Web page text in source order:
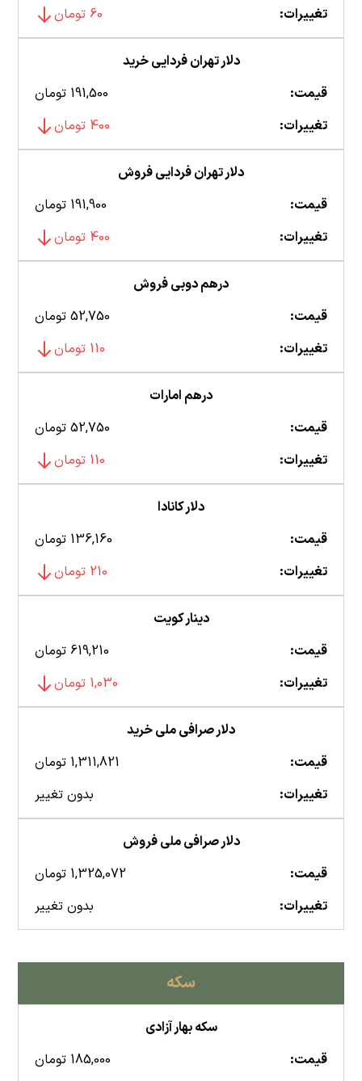
تغییرات: 60 تومان
دلار تهران فردایی خرید
قیمت:
191,500 تومان
تغییرات:
400 تومان
دلار تهران فردایی فروش
قیمت:
191,900 تومان
تغییرات:
400 تومان
درهم دوبی فروش
قیمت:
52,750 تومان
تغییرات:
110 تومان
درهم امارات
قیمت:
52,750 تومان
تغییرات:
110 تومان
دلار کانادا
قیمت:
136,160 تومان
تغییرات:
210 تومان
دینار کویت
قیمت:
619,210 تومان
تغییرات:
1,030 تومان
دلار صرافی ملی خرید
قیمت:
1,311,821 تومان
تغییرات:
بدون تغییر
دلار صرافی ملی فروش
قیمت:
1,325,072 تومان
تغییرات:
بدون تغییر
سکه
سکه بهار آزادی
قیمت:
185,000 تومان